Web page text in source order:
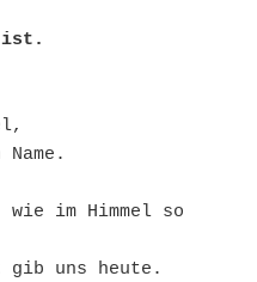
ist.
im Himmel so
gib uns heute.